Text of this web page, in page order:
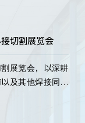
户、行业伙伴、
切割展览会
展览会，以深耕
及其他焊接同仁